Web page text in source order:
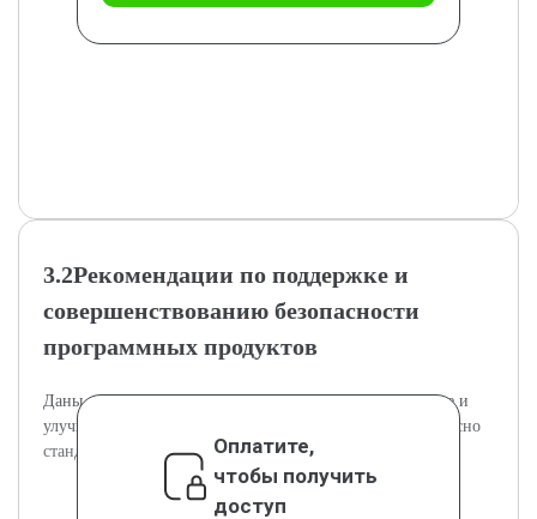
3.2Рекомендации по поддержке и
совершенствованию безопасности
программных продуктов
Даны советы и рекомендации по постоянной поддержке и
улучшению безопасности программных продуктов согласно
стандарту.
Оплатите,
чтобы получить
доступ